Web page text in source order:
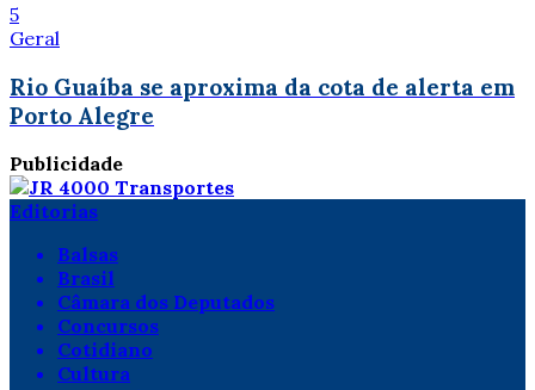
5
Geral
Rio Guaíba se aproxima da cota de alerta em
Porto Alegre
Publicidade
Editorias
Balsas
Brasil
Câmara dos Deputados
Concursos
Cotidiano
Cultura